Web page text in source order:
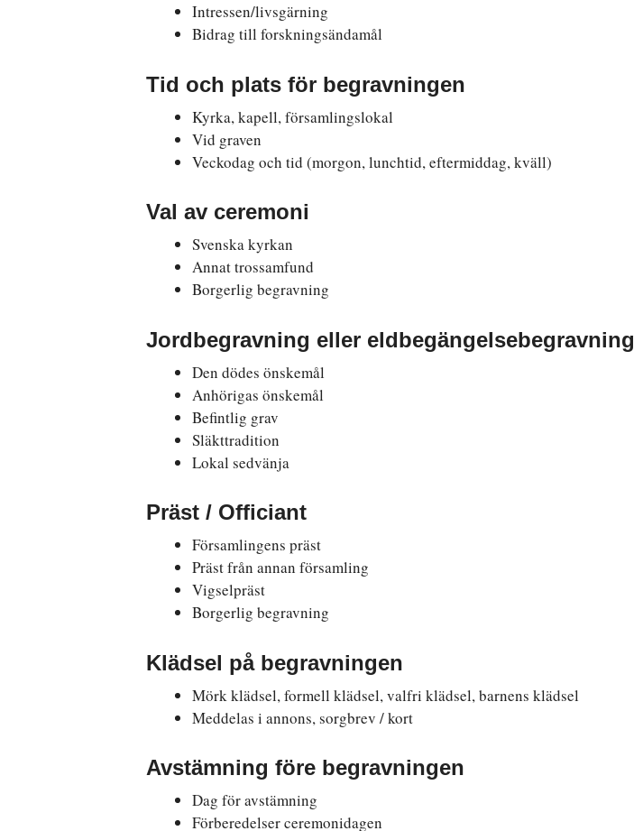
Intressen/livsgärning
Bidrag till forskningsändamål
Tid och plats för begravningen
Kyrka, kapell, församlingslokal
Vid graven
Veckodag och tid (morgon, lunchtid, eftermiddag, kväll)
Val av ceremoni
Svenska kyrkan
Annat trossamfund
Borgerlig begravning
Jordbegravning eller eldbegängelsebegravning
Den dödes önskemål
Anhörigas önskemål
Befintlig grav
Släkttradition
Lokal sedvänja
Präst / Officiant
Församlingens präst
Präst från annan församling
Vigselpräst
Borgerlig begravning
Klädsel på begravningen
Mörk klädsel, formell klädsel, valfri klädsel, barnens klädsel
Meddelas i annons, sorgbrev / kort
Avstämning före begravningen
Dag för avstämning
Förberedelser ceremonidagen